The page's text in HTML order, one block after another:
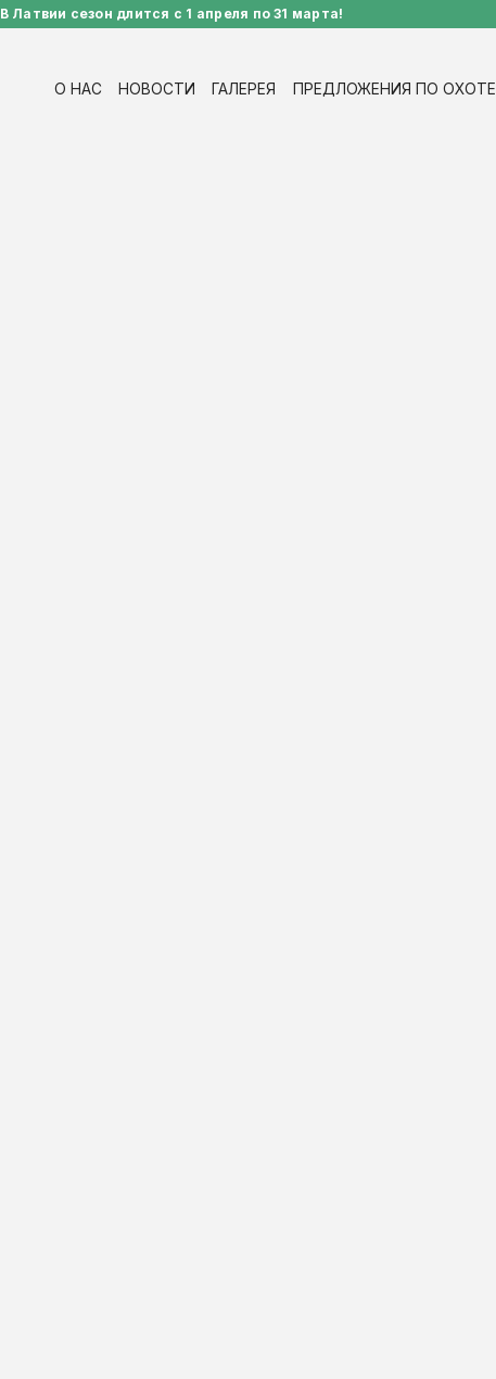
В Латвии сезон длится с 1 апреля по 31 марта!
О НАС НОВОСТИ ГАЛЕРЕЯ ПРЕДЛОЖЕНИЯ ПО ОХОТЕ